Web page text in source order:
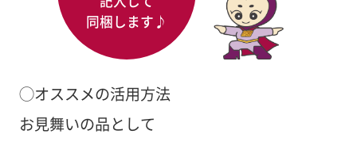
同梱します♪
◯オススメの活用方法
お見舞いの品として